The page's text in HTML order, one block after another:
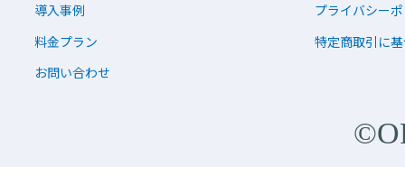
導入事例
料金プラン
お問い合わせ
プライバシー
特定商取引に